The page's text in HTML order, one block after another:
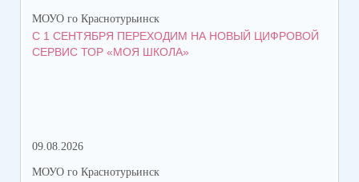
МОУО го Краснотурьинск
С 1 СЕНТЯБРЯ ПЕРЕХОДИМ НА НОВЫЙ ЦИФРОВОЙ
СЕРВИС ТОР «МОЯ ШКОЛА»
09.08.2026
МОУО го Краснотурьинск